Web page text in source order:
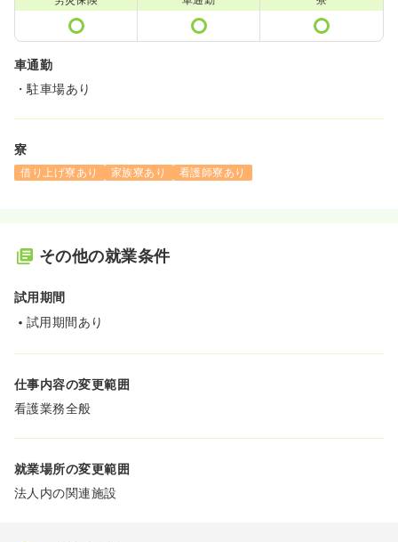
車通勤
・駐車場あり
寮
借り上げ寮あり 家族寮あり 看護師寮あり
その他の就業条件
試用期間
試用期間あり
仕事内容の変更範囲
看護業務全般
就業場所の変更範囲
法人内の関連施設